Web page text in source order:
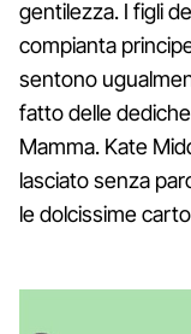
gentilezza. I figli
compianta
sentono
fatto delle
Mamma. Kate
lasciato senza
le dolcissime